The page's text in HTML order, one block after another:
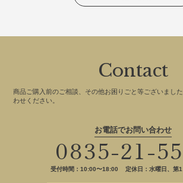
Contact
商品ご購入前のご相談、その他お困りごと等ございまし
わせください。
お電話でお問い合わせ
0835-21-
受付時間：10:00〜18:00 定休日：水曜日、第